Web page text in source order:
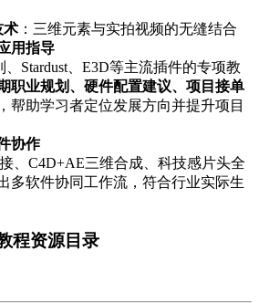
术 ：三维元素与实拍视频的无缝结合
用指导
、Stardust、E3D等主流插件的专项教
职业规划、硬件配置建议、项目接单
帮助学习者定位发展方向并提升项目
协作
、C4D+AE三维合成、科技感片头全
多软件协同工作流，符合行业实际生
程资源目录